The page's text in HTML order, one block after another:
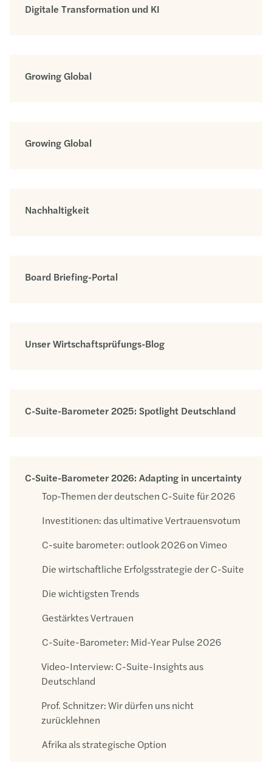
Digitale Transformation und KI
Growing Global
Growing Global
Nachhaltigkeit
Board Briefing-Portal
Unser Wirtschaftsprüfungs-Blog
C-Suite-Barometer 2025: Spotlight Deutschland
C-Suite-Barometer 2026: Adapting in uncertainty
Top-Themen der deutschen C-Suite für 2026
Investitionen: das ultimative Vertrauensvotum
C-suite barometer: outlook 2026 on Vimeo
Die wirtschaftliche Erfolgsstrategie der C-Suite
Die wichtigsten Trends
Gestärktes Vertrauen
C-Suite-Barometer: Mid-Year Pulse 2026
Video-Interview: C-Suite-Insights aus
Deutschland
Prof. Schnitzer: Wir dürfen uns nicht
zurücklehnen
Afrika als strategische Option